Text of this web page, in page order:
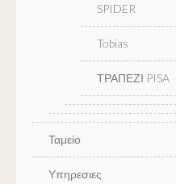
SPIDER
Tobias
ΤΡΑΠΕΖΙ PISA
Ταμείο
Υπηρεσιες